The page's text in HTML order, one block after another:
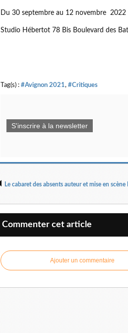
Du 30 septembre au 12 novembre
Studio Hébertot 78 Bis Boulevard des
Tag(s) : #Avignon 2021, #Critiques
S'inscrire à la newsletter
Commenter cet article
Ajouter un commentaire